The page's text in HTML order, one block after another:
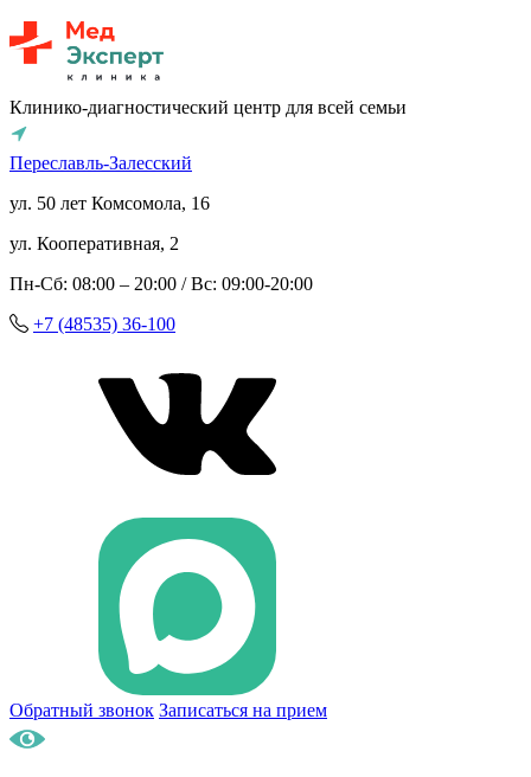
Клинико-диагностический центр для всей семьи
Переславль-Залесский
ул. 50 лет Комсомола, 16
ул. Кооперативная, 2
Пн-Сб: 08:00 – 20:00 / Вс: 09:00-20:00
+7 (48535) 36-100
Обратный звонок Записаться на прием